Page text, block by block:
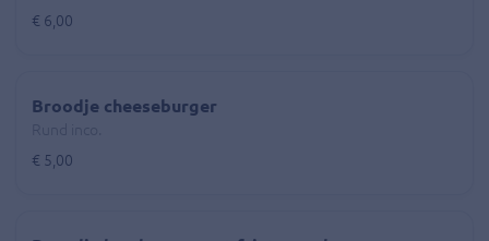
€ 6,00
Broodje cheeseburger
€ 5,00